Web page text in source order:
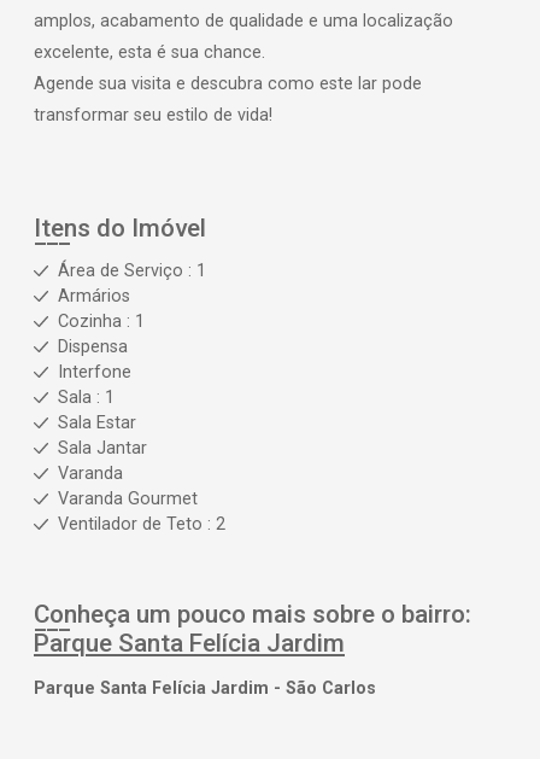
amplos, acabamento de qualidade e uma localização
excelente, esta é sua chance.
Agende sua visita e descubra como este lar pode
transformar seu estilo de vida!
Itens do Imóvel
Área de Serviço : 1
Armários
Cozinha : 1
Dispensa
Interfone
Sala : 1
Sala Estar
Sala Jantar
Varanda
Varanda Gourmet
Ventilador de Teto : 2
Conheça um pouco mais sobre o bairro:
Parque Santa Felícia Jardim
Parque Santa Felícia Jardim - São Carlos